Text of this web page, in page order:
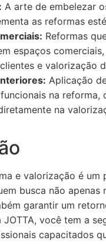
A arte de embelezar
as reformas
Reformas
espaços
e valorização
Aplicação
na reforma,
na
e valorização é um
busca não apenas
garantir um
você tem a
capacitados